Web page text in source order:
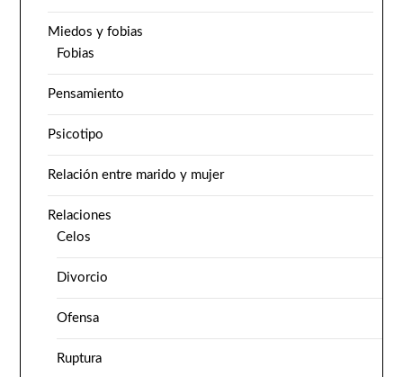
Miedos y fobias
Fobias
Pensamiento
Psicotipo
Relación entre marido y mujer
Relaciones
Celos
Divorcio
Ofensa
Ruptura